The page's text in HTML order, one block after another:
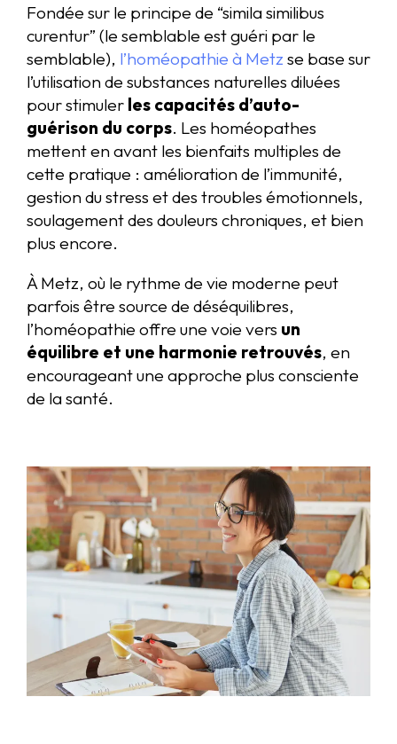
Fondée sur le principe de “simila similibus
curentur” (le semblable est guéri par le
semblable), l’homéopathie à Metz se base sur
l’utilisation de substances naturelles diluées
pour stimuler les capacités d’auto-
guérison du corps. Les homéopathes
mettent en avant les bienfaits multiples de
cette pratique : amélioration de l’immunité,
gestion du stress et des troubles émotionnels,
soulagement des douleurs chroniques, et bien
plus encore.
À Metz, où le rythme de vie moderne peut
parfois être source de déséquilibres,
l’homéopathie offre une voie vers un
équilibre et une harmonie retrouvés, en
encourageant une approche plus consciente
de la santé.